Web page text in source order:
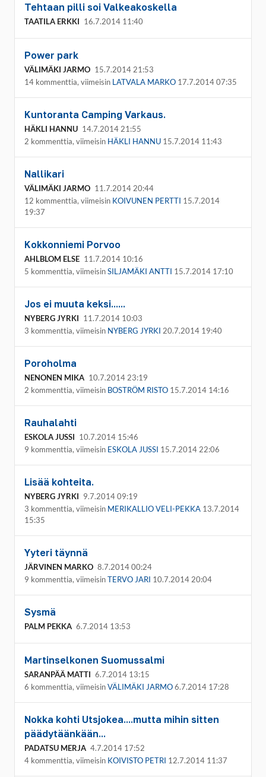
Tehtaan pilli soi Valkeakoskella
TAATILA ERKKI 16.7.2014 11:40
Power park
VÄLIMÄKI JARMO 15.7.2014 21:53
14 kommenttia, viimeisin LATVALA MARKO 17.7.2014 07:35
Kuntoranta Camping Varkaus.
HÄKLI HANNU 14.7.2014 21:55
2 kommenttia, viimeisin HÄKLI HANNU 15.7.2014 11:43
Nallikari
VÄLIMÄKI JARMO 11.7.2014 20:44
12 kommenttia, viimeisin KOIVUNEN PERTTI 15.7.2014
19:37
Kokkonniemi Porvoo
AHLBLOM ELSE 11.7.2014 10:16
5 kommenttia, viimeisinSILJAMÄKI ANTTI 15.7.2014 17:10
Jos ei muuta keksi......
NYBERG JYRKI 11.7.2014 10:03
3 kommenttia, viimeisin NYBERG JYRKI 20.7.2014 19:40
Poroholma
NENONEN MIKA 10.7.2014 23:19
2 kommenttia, viimeisin BOSTRÖM RISTO 15.7.2014 14:16
Rauhalahti
ESKOLA JUSSI 10.7.2014 15:46
9 kommenttia, viimeisin ESKOLA JUSSI 15.7.2014 22:06
Lisää kohteita.
NYBERG JYRKI 9.7.2014 09:19
3 kommenttia, viimeisin MERIKALLIO VELI-PEKKA 13.7.2014
15:35
Yyteri täynnä
JÄRVINEN MARKO 8.7.2014 00:24
9 kommenttia, viimeisinTERVO JARI 10.7.2014 20:04
Sysmä
PALM PEKKA 6.7.2014 13:53
Martinselkonen Suomussalmi
SARANPÄÄ MATTI 6.7.2014 13:15
6 kommenttia, viimeisinVÄLIMÄKI JARMO6.7.2014 17:28
Nokka kohti Utsjokea....mutta mihin sitten
päädytäänkään...
PADATSU MERJA 4.7.2014 17:52
4 kommenttia, viimeisin KOIVISTO PETRI 12.7.2014 11:37